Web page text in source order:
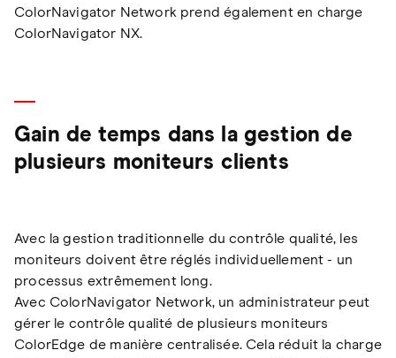
ColorNavigator Network prend également en charge
ColorNavigator NX.
Gain de temps dans la gestion de
plusieurs moniteurs clients
Avec la gestion traditionnelle du contrôle qualité, les
moniteurs doivent être réglés individuellement - un
processus extrêmement long.
Avec ColorNavigator Network, un administrateur peut
gérer le contrôle qualité de plusieurs moniteurs
ColorEdge de manière centralisée. Cela réduit la charge